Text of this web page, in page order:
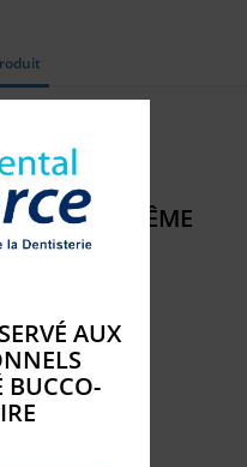
DANS LA MÊME
:
AUX
BUCCO-